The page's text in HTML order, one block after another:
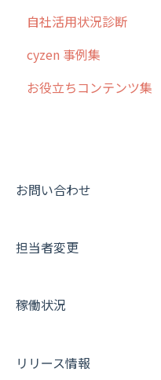
自社活用状況診断
cyzen 事例集
お役立ちコンテンツ集
動画集：共通
お問い合わせ
担当者変更
稼働状況
リリース情報